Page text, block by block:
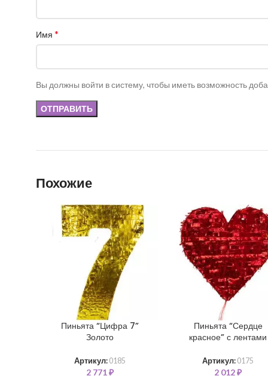
Имя *
Вы должны войти в систему, чтобы иметь возможность
Похожие
Пиньята “Цифра 7”
Золото
Артикул: 0185
2 771₽
Пиньята “Сердце
красное” с лентами
Артикул: 0175
2 012₽